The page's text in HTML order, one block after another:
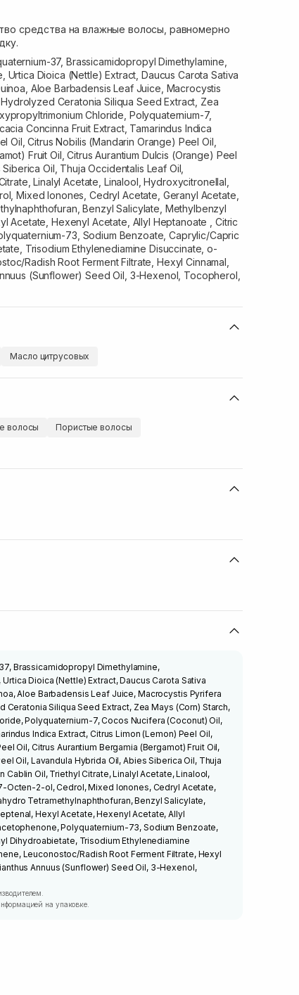
средства на влажные волосы, равномерно
37, Brassicamidopropyl Dimethylamine,
Urtica Dioica (Nettle) Extract, Daucus Carota Sativa
Aloe Barbadensis Leaf Juice, Macrocystis
Ceratonia Siliqua Seed Extract, Zea
Chloride, Polyquaternium-7,
Concinna Fruit Extract, Tamarindus Indica
Oil, Citrus Nobilis (Mandarin Orange) Peel Oil,
Fruit Oil, Citrus Aurantium Dulcis (Orange) Peel
Oil, Thuja Occidentalis Leaf Oil,
Linalyl Acetate, Linalool, Hydroxycitronellal,
Mixed Ionones, Cedryl Acetate, Geranyl Acetate,
Benzyl Salicylate, Methylbenzyl
Acetate, Hexenyl Acetate, Allyl Heptanoate , Citric
73, Sodium Benzoate, Caprylic/Capric
Trisodium Ethylenediamine Disuccinate, o-
Radish Root Ferment Filtrate, Hexyl Cinnamal,
(Sunflower) Seed Oil, 3-Hexenol, Tocopherol,
Масло цитрусовых
волосы
Пористые волосы
Brassicamidopropyl Dimethylamine,
Dioica (Nettle) Extract, Daucus Carota Sativa
Aloe Barbadensis Leaf Juice, Macrocystis Pyrifera
Ceratonia Siliqua Seed Extract, Zea Mays (Corn) Starch,
Polyquaternium-7, Cocos Nucifera (Coconut) Oil,
Indica Extract, Citrus Limon (Lemon) Peel Oil,
Oil, Citrus Aurantium Bergamia (Bergamot) Fruit Oil,
Oil, Lavandula Hybrida Oil, Abies Siberica Oil, Thuja
Oil, Triethyl Citrate, Linalyl Acetate, Linalool,
Octen-2-ol, Cedrol, Mixed Ionones, Cedryl Acetate,
Tetramethylnaphthofuran, Benzyl Salicylate,
Hexyl Acetate, Hexenyl Acetate, Allyl
Polyquaternium-73, Sodium Benzoate,
Dihydroabietate, Trisodium Ethylenediamine
Leuconostoc/Radish Root Ferment Filtrate, Hexyl
Annuus (Sunflower) Seed Oil, 3-Hexenol,
на упаковке.